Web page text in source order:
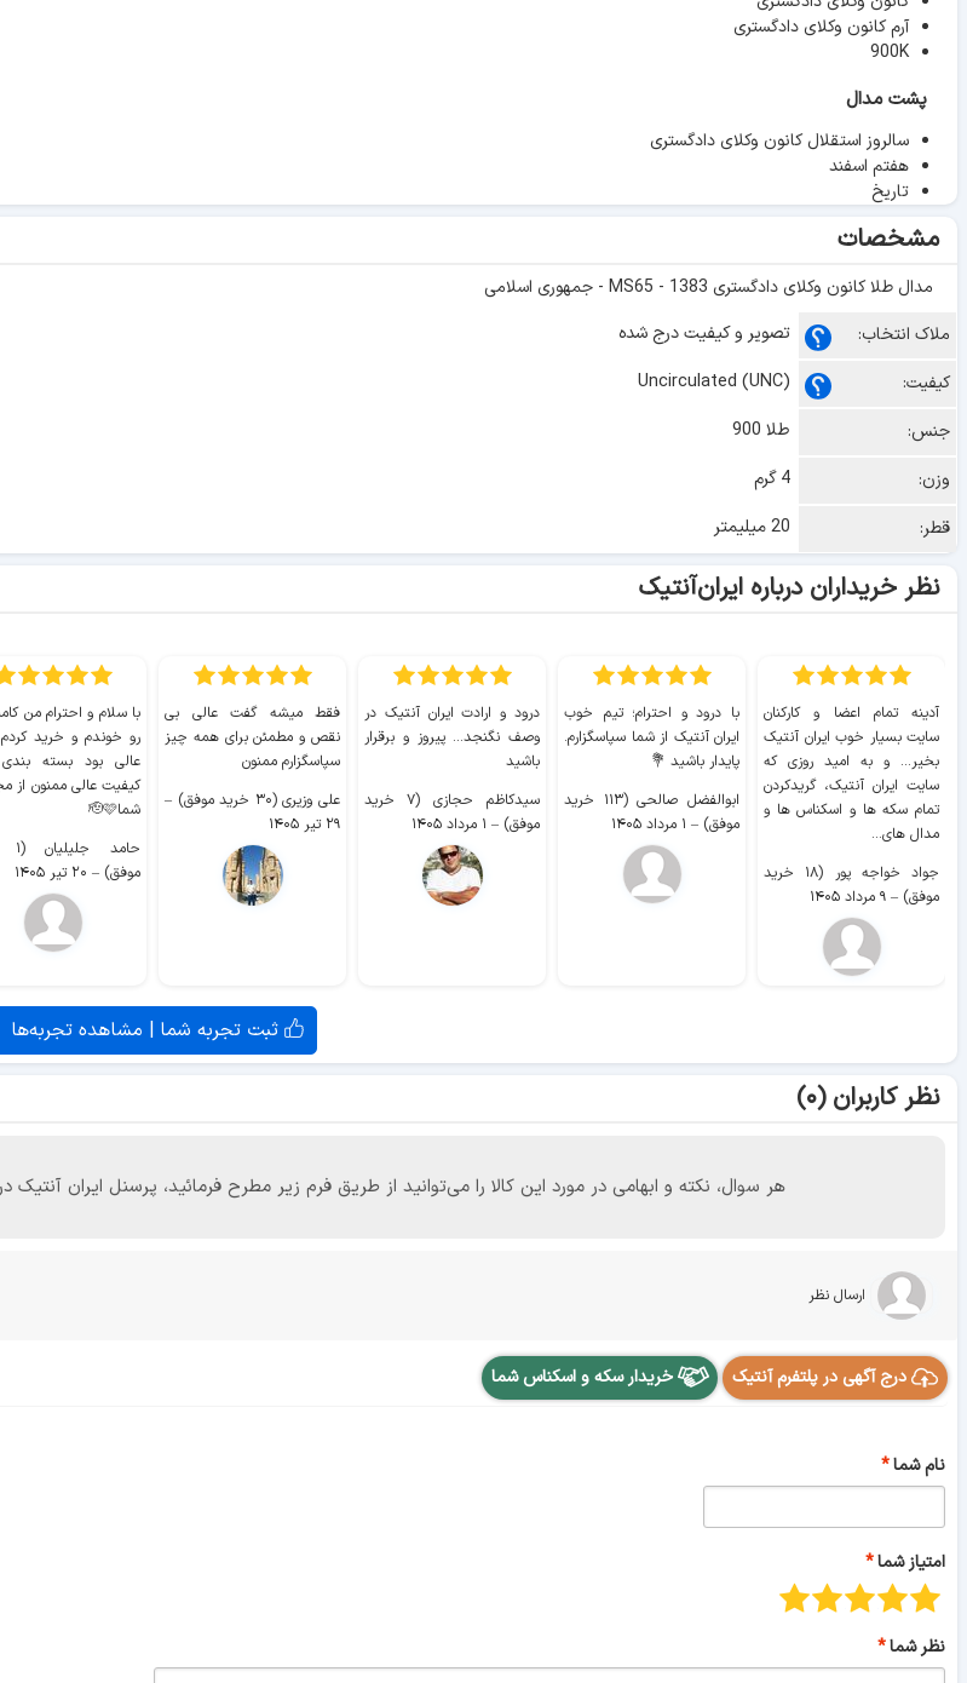
آرم کانون وکلای دادگستری
900K
پشت مدال
سالروز استقلال کانون وکلای دادگستری
هفتم اسفند
تاریخ
مشخصات
مدال طلا کانون وکلای دادگستری 1383 - MS65 - جمهوری اسلامی
ملاک انتخاب:
تصویر و کیفیت درج شده
کیفیت:
Uncirculated (UNC)
جنس:
طلا 900
وزن:
4 گرم
قطر:
20 میلیمتر
نظر خریداران درباره ایران‌آنتیک
آدینه تمام اعضا و کارکنان
سایت بسیار خوب ايران آنتیک
بخیر... و به امید روزی که
سایت ايران آنتیک، گریدکردن
تمام سکه ها و اسکناس ها و
مدال های...
جواد خواجه پور (۱۸ خرید
موفق) – ۹ مرداد ۱۴۰۵
با درود و احترام؛ تیم خوب
ایران آنتیک از شما سپاسگزارم.
پایدار باشید 💐
ابوالفضل صالحی (۱۱۳ خرید
موفق) – ۱ مرداد ۱۴۰۵
درود و ارادت ایران آنتیک در
وصف نگنجد... پیروز و برقرار
باشید
سیدکاظم حجازی (۷ خرید
موفق) – ۱ مرداد ۱۴۰۵
فقط میشه گفت عالی بی
نقص و مطمئن برای همه چیز
سپاسگزارم ممنون
علی وزیری (۳۰ خرید موفق)
–
۲۹ تیر ۱۴۰۵
با سلام و احترام من
رو خوندم و خرید کردم
عالی بود بسته
کیفیت عالی ممنون از
شما🫡🩷
موفق) – ۲۰ تیر ۱۴۰۵
ثبت تجربه شما | مشاهده تجربه‌ها
نظر کاربران (۰)
هر سوال، نکته و ابهامی در مورد این کالا را می‌توانید از طریق فرم زیر مطرح فرمائید، پرسنل ایران
ارسال نظر
درج آگهی در پلتفرم آنتیک خریدار سکه و اسکناس شما
نام شما
امتیاز شما
نظر شما